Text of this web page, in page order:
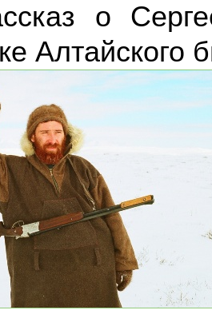
о
Алтайского